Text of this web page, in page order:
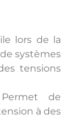
lors de la
systèmes
tensions
de
à des